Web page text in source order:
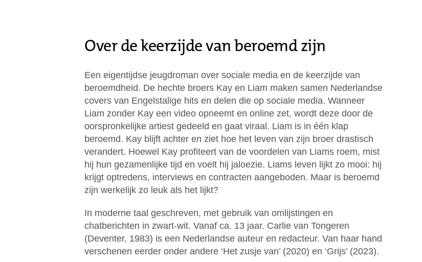
Over de keerzijde van beroemd zijn
Een eigentijdse jeugdroman over sociale media en de keerzijde van
beroemdheid. De hechte broers Kay en Liam maken samen Nederlandse
covers van Engelstalige hits en delen die op sociale media. Wanneer
Liam zonder Kay een video opneemt en online zet, wordt deze door de
oorspronkelijke artiest gedeeld en gaat viraal. Liam is in één klap
beroemd. Kay blijft achter en ziet hoe het leven van zijn broer drastisch
verandert. Hoewel Kay profiteert van de voordelen van Liams roem, mist
hij hun gezamenlijke tijd en voelt hij jaloezie. Liams leven lijkt zo mooi: hij
krijgt optredens, interviews en contracten aangeboden. Maar is beroemd
zijn werkelijk zo leuk als het lijkt?
In moderne taal geschreven, met gebruik van omlijstingen en
chatberichten in zwart-wit. Vanaf ca. 13 jaar. Carlie van Tongeren
(Deventer, 1983) is een Nederlandse auteur en redacteur. Van haar hand
verschenen eerder onder andere ‘Het zusje van’ (2020) en ‘Grijs’ (2023).